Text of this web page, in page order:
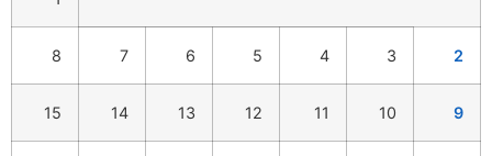
2
3
4
5
6
7
8
9
10
11
12
13
14
15